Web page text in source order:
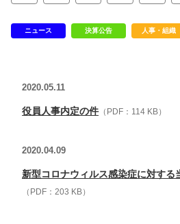
ニュース 決算公告 人事・組織
2020.05.11
役員人事内定の件（PDF：114 KB）
2020.04.09
新型コロナウィルス感染症に対する
（PDF：203 KB）